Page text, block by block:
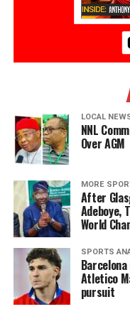
LOCAL
NNL
Over AGM
MORE
After
Adeboye,
World
SPORTS
Atletico
pursuit